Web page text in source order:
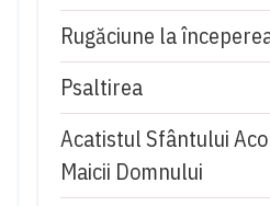
Rugăciune la
Psaltirea
Acatistul Sfântului
Maicii Domnului